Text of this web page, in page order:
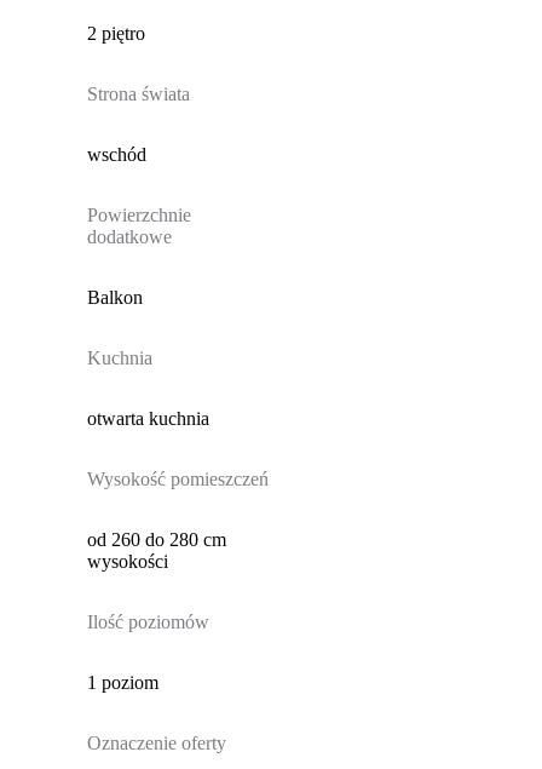
2 piętro
Strona świata
wschód
Powierzchnie
dodatkowe
Balkon
Kuchnia
otwarta kuchnia
Wysokość pomieszczeń
od 260 do 280 cm
wysokości
Ilość poziomów
1 poziom
Oznaczenie oferty